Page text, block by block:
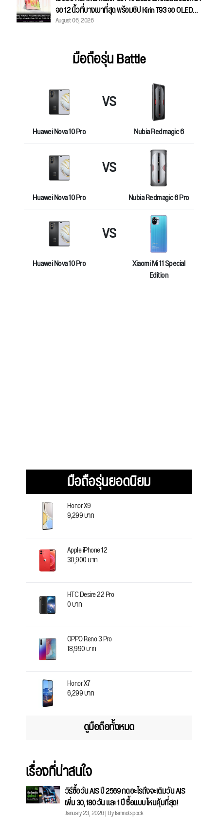
จอ 12 นิ้วที่บางเบาที่สุด พร้อมชิป Kirin T93 จอ OLED
3K 144Hz
August 06, 2026
มือถือรุ่น Battle
Huawei Nova 10 Pro
VS
Nubia Redmagic 6
Huawei Nova 10 Pro
VS
Nubia Redmagic 6 Pro
Huawei Nova 10 Pro
VS
Xiaomi Mi 11 Special
Edition
มือถือรุ่นยอดนิยม
Honor X9
9,299 บาท
Apple iPhone 12
30,900 บาท
HTC Desire 22 Pro
0 บาท
OPPO Reno 3 Pro
18,990 บาท
Honor X7
6,299 บาท
ดูมือถือทั้งหมด
เรื่องที่น่าสนใจ
วิธีซื้อวัน AIS ปี 2569 กดอะไรถึงจะเติมวัน AIS
เพิ่ม 30, 180 วัน และ 1 ปี ซื้อแบบไหนคุ้มที่สุด!
January 23, 2026 | By Iamnotspock